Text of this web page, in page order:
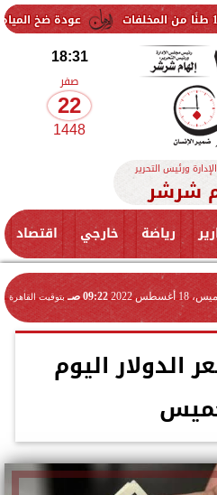
عودة ضخ المياه تدريجيًا
18:31
صفر
22
1448
ورئيس التحرير
شرشر
رياضة خارجي اقتصاد
18 أغسطس 2022 09:22 صـ بتوقيت القاهرة
اليوم